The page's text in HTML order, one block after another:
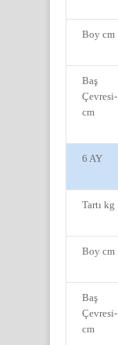
Boy cm
Baş
Çevresi-
cm
6 AY
Tartı kg
Boy cm
Baş
Çevresi-
cm